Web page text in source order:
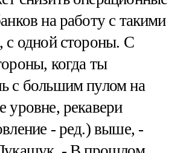
на работу с такими
с одной стороны. С
когда ты
с большим пулом на
уровне, рекавери
- ред.) выше, -